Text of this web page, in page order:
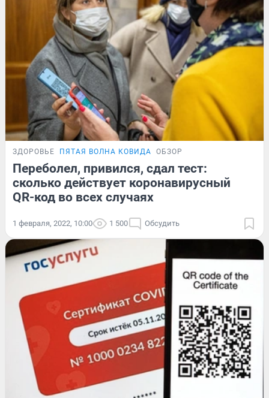
ЗДОРОВЬЕ ПЯТАЯ ВОЛНА КОВИДА ОБЗОР
Переболел, привился, сдал тест:
сколько действует коронавирусный
QR-код во всех случаях
1 февраля, 2022, 10:00 1 500 Обсудить